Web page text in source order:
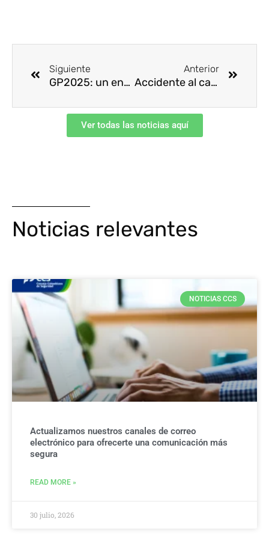
Siguiente
GP2025: un encuentro clave por la resiliencia global
Anterior
Accidente al caer de un camión de basura
Ver todas las noticias aquí
Noticias relevantes
NOTICIAS CCS
Actualizamos nuestros canales de correo
electrónico para ofrecerte una comunicación más
segura
READ MORE »
30 julio, 2026